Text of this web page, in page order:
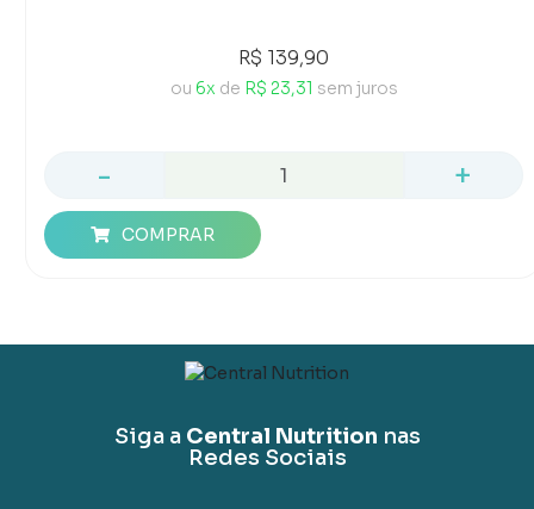
R$ 139,90
ou 6x de R$ 23,31 sem juros
- +
COMPRAR
Siga a Central Nutrition nas
Redes Sociais